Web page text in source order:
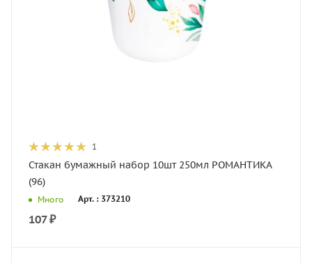
1
Стакан бумажный набор 10шт 250мл РОМАНТИКА
(96)
Много Арт. : 373210
107₽